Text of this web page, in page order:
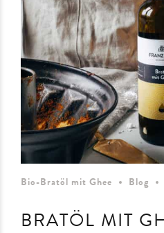
Bio-Bratöl mit Ghee Blog
BRATÖL MIT